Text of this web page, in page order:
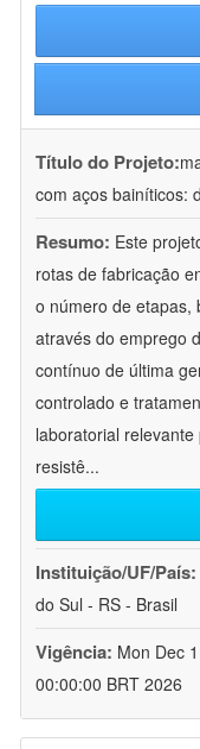
Título do Projeto:
com aços bainíticos:
Resumo: Este
rotas de fabricação
o número de etapas,
através do emprego
contínuo de última
controlado e
laboratorial
resistê...
Instituição/UF/País:
do Sul - RS - Brasil
Vigência: Mon Dec
00:00:00 BRT 2026